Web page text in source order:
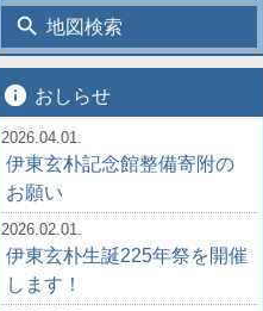
search 地図検索
info おしらせ
2026.04.01.
伊東玄朴記念館整備寄附の
お願い
2026.02.01.
伊東玄朴生誕225年祭を開催
します！